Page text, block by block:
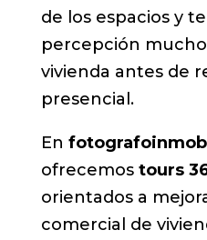
de los espacios y
percepción
vivienda antes de
presencial.
En
ofrecemos tours
orientados a
comercial de